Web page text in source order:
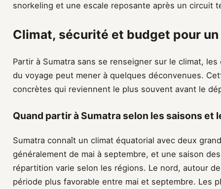
snorkeling et une escale reposante après un circuit
Climat, sécurité et budget pour
Partir à Sumatra sans se renseigner sur le climat,
du voyage peut mener à quelques déconvenues.
concrètes qui reviennent le plus souvent avant le
Quand partir à Sumatra selon les saisons et
Sumatra connaît un climat équatorial avec deux
généralement de mai à septembre, et une saison
répartition varie selon les régions. Le nord, autour
période plus favorable entre mai et septembre. Les